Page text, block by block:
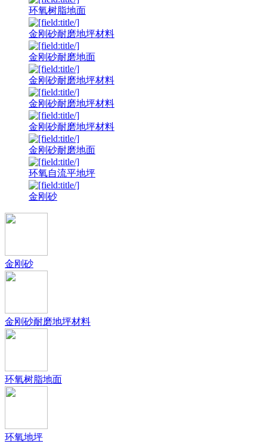
环氧树脂地面
金刚砂耐磨地坪材料
金刚砂耐磨地面
金刚砂耐磨地坪材料
金刚砂耐磨地坪材料
金刚砂耐磨地坪材料
金刚砂耐磨地面
环氧自流平地坪
金刚砂
金刚砂
金刚砂耐磨地坪材料
环氧树脂地面
环氧地坪